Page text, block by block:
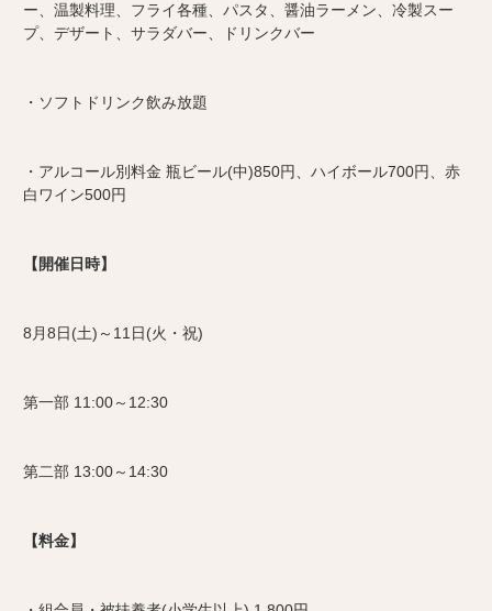
ー、温製料理、フライ各種、パスタ、醤油ラーメン、冷製スー
プ、デザート、サラダバー、ドリンクバー
・ソフトドリンク飲み放題
・アルコール別料金 瓶ビール(中)850円、ハイボール700円、赤
白ワイン500円
【開催日時】
8月8日(土)～11日(火・祝)
第一部 11:00～12:30
第二部 13:00～14:30
【料金】